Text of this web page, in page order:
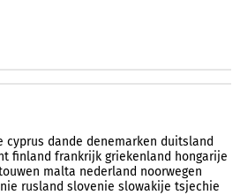
cyprus dande denemarken duitsland
finland frankrijk griekenland hongarije
malta nederland noorwegen
rusland slovenie slowakije tsjechie